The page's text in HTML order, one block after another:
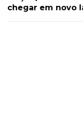
chegar em novo